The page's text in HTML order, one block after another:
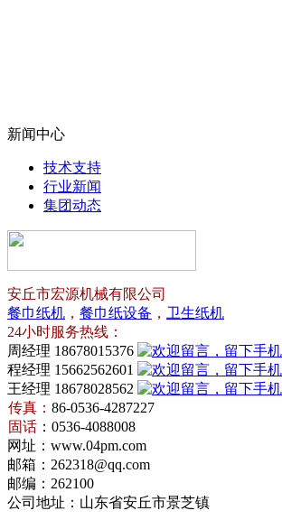
新闻中心
技术支持
行业新闻
集团动态
安丘市宏源机械有限公司
餐巾纸机 ， 餐巾纸设备 ， 卫生纸机
24小时服务热线：
周经理 18678015376
程经理 15662562601
王经理 18678028562
卫
生
纸
机
传真： 86-0536-4287227
餐
巾
纸
设
固话 ：0536-4088008
网址：www.04pm.com
邮箱：262318@qq.com
邮编：262100
公司地址：山东省安丘市景芝镇